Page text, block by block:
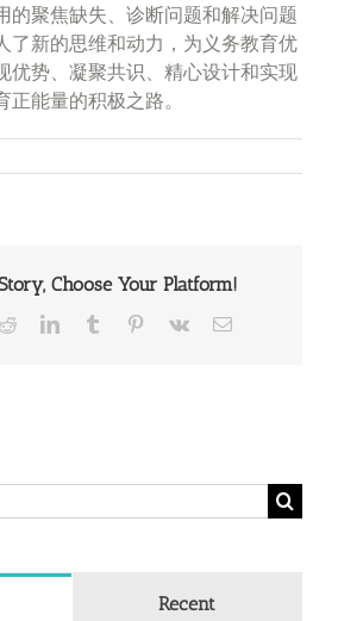
的聚焦缺失、诊断问题和解决问题
了新的思维和动力，为义务教育优
优势、凝聚共识、精心设计和实现
能量的积极之路。
Choose Your Platform!
RedditLinkedInTumblr Pinterest
Vk Email
Recent